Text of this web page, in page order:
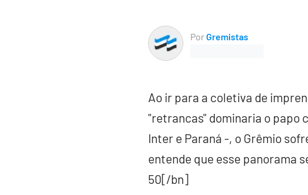
PorGremistas
Ao ir para a coletiva de
"retrancas" dominaria o papo
Inter e Paraná -, o Grêmio
entende que esse panorama
50[/bn]